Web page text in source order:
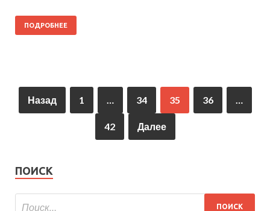
ПОДРОБНЕЕ
Назад 1 … 34 35 36 …
42 Далее
ПОИСК